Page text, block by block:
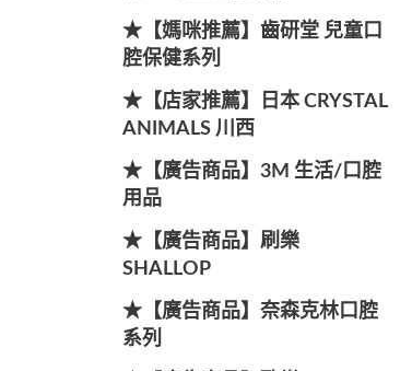
★【媽咪推薦】齒研堂 兒童口
腔保健系列
★【店家推薦】日本 CRYSTAL
ANIMALS 川西
★【廣告商品】3M 生活/口腔
用品
★【廣告商品】刷樂
SHALLOP
★【廣告商品】奈森克林口腔
系列